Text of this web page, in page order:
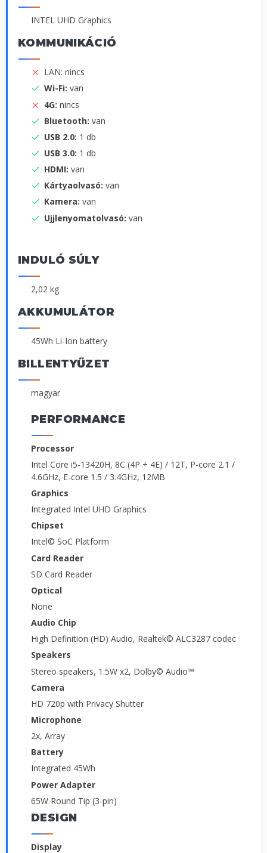
INTEL UHD Graphics
KOMMUNIKÁCIÓ
LAN: nincs
Wi-Fi: van
4G: nincs
Bluetooth: van
USB 2.0: 1 db
USB 3.0: 1 db
HDMI: van
Kártyaolvasó: van
Kamera: van
Ujjlenyomatolvasó: van
INDULÓ SÚLY
2,02 kg
AKKUMULÁTOR
45Wh Li-Ion battery
BILLENTYŰZET
magyar
PERFORMANCE
Processor
Intel Core i5-13420H, 8C (4P + 4E) / 12T, P-core 2.1 /
4.6GHz, E-core 1.5 / 3.4GHz, 12MB
Graphics
Integrated Intel UHD Graphics
Chipset
Intel© SoC Platform
Card Reader
SD Card Reader
Optical
None
Audio Chip
High Definition (HD) Audio, Realtek© ALC3287 codec
Speakers
Stereo speakers, 1.5W x2, Dolby© Audio™
Camera
HD 720p with Privacy Shutter
Microphone
2x, Array
Battery
Integrated 45Wh
Power Adapter
65W Round Tip (3-pin)
DESIGN
Display